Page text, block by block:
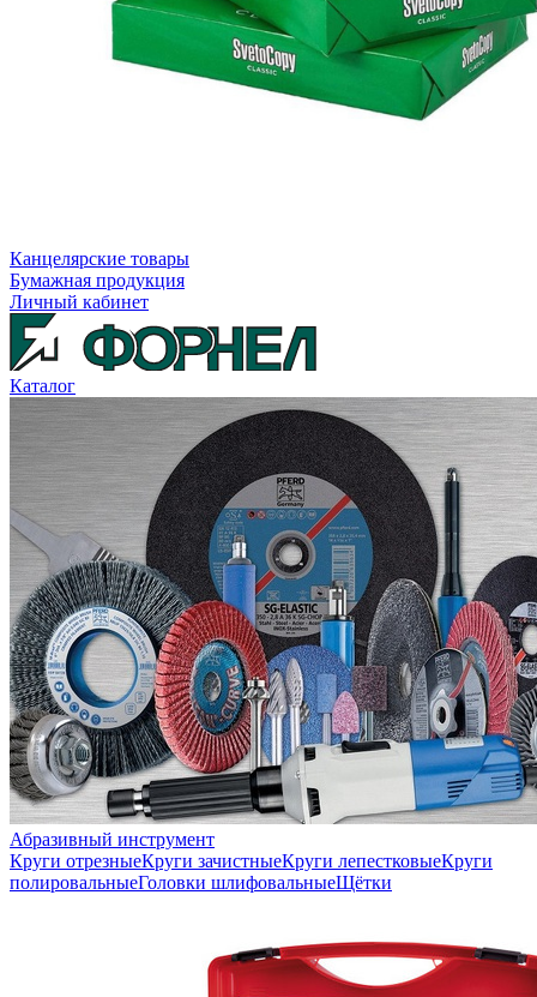
Канцелярские товары
Бумажная продукция
Личный кабинет
Каталог
Абразивный инструмент
Круги отрезныеКруги зачистныеКруги лепестковыеКруги
полировальныеГоловки шлифовальныеЩётки